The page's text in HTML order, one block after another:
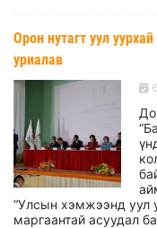
Орон нутагт уул
уриалав
“Улсын хэмжээнд уул
маргаантай асуудал